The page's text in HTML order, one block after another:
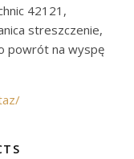
42121,
streszczenie,
powrót na wyspę